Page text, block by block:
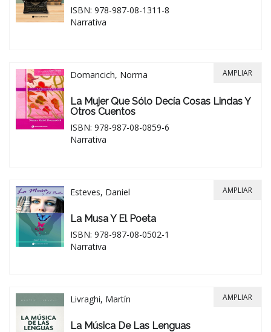
ISBN: 978-987-08-1311-8
Narrativa
Domancich, Norma
La Mujer Que Sólo Decía Cosas Lindas Y
Otros Cuentos
ISBN: 978-987-08-0859-6
Narrativa
AMPLIAR
Esteves, Daniel
La Musa Y El Poeta
ISBN: 978-987-08-0502-1
Narrativa
AMPLIAR
Livraghi, Martín
La Música De Las Lenguas
AMPLIAR